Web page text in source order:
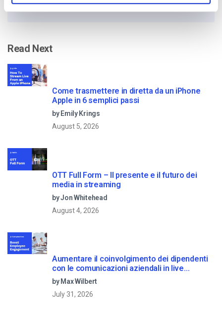
Read Next
Come trasmettere in diretta da un iPhone
Apple in 6 semplici passi
by Emily Krings
August 5, 2026
OTT Full Form – Il presente e il futuro dei
media in streaming
by Jon Whitehead
August 4, 2026
Aumentare il coinvolgimento dei dipendenti
con le comunicazioni aziendali in live
streaming
by Max Wilbert
July 31, 2026